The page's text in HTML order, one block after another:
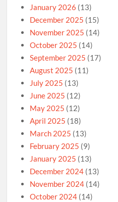
January 2026 (13)
December 2025 (15)
November 2025 (14)
October 2025 (14)
September 2025 (17)
August 2025 (11)
July 2025 (13)
June 2025 (12)
May 2025 (12)
April 2025 (18)
March 2025 (13)
February 2025 (9)
January 2025 (13)
December 2024 (13)
November 2024 (14)
October 2024 (14)